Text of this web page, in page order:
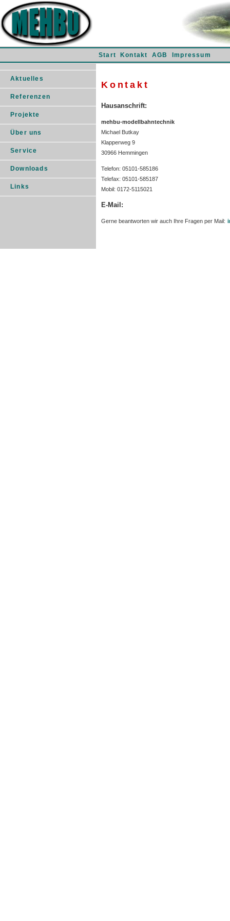
Start Kontakt AGB Impressum
Aktuelles
Referenzen
Projekte
Über uns
Service
Downloads
Links
Kontakt
Hausanschrift:
mehbu-modellbahntechnik
Michael Butkay
Klapperweg 9
30966 Hemmingen
Telefon: 05101-585186
Telefax: 05101-585187
Mobil: 0172-5115021
E-Mail:
Gerne beantworten wir auch Ihre Fragen per Mail: